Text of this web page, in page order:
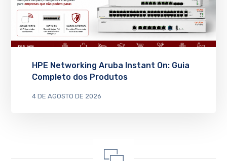
HPE Networking Aruba Instant On: Guia
Completo dos Produtos
4 DE AGOSTO DE 2026